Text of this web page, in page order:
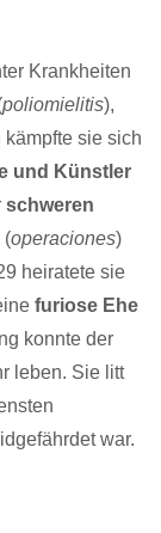
Krankheiten
poliomielitis),
sie sich
und Künstler
schweren
(operaciones)
heiratete sie
furiose Ehe
konnte der
leben. Sie litt
war.